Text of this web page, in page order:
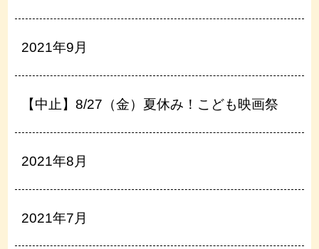
2021年9月
【中止】8/27（金）夏休み！こども映画祭
2021年8月
2021年7月